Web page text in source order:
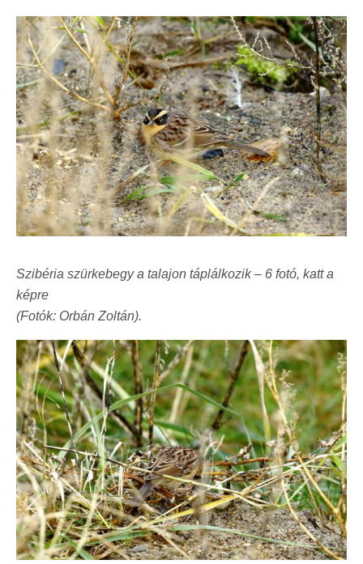
Szibéria szürkebegy a talajon táplálkozik – 6 fotó, katt a
képre
(Fotók: Orbán Zoltán).